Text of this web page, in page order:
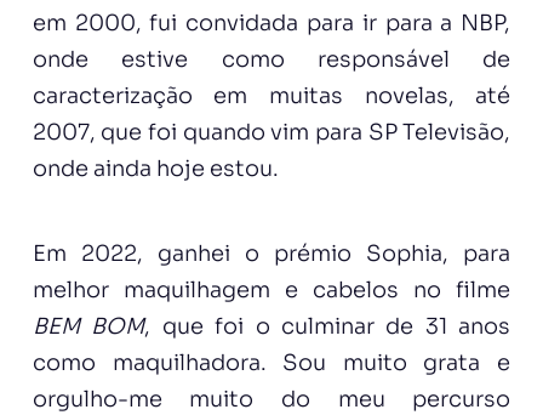
em 2000, fui convidada para ir para a NBP,
onde estive como responsável de
caracterização em muitas novelas, até
2007, que foi quando vim para SP Televisão,
onde ainda hoje estou.
Em 2022, ganhei o prémio Sophia, para
melhor maquilhagem e cabelos no filme
BEM BOM, que foi o culminar de 31 anos
como maquilhadora. Sou muito grata e
orgulho-me muito do meu percurso